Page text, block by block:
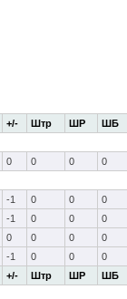
+/- Штр ШР ШБ
+/- Штр ШР ШБ
0 0 0
0
-1 0 0
0
-1 0 0
0
0 0 0
0
-1 0 0 0